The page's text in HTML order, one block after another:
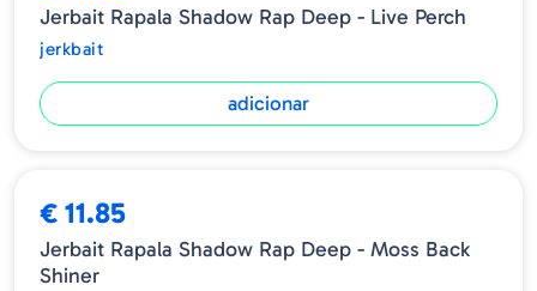
Jerbait Rapala Shadow Rap Deep - Live Perch
jerkbait
adicionar
€ 11.85
Jerbait Rapala Shadow Rap Deep - Moss Back
Shiner